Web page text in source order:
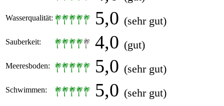
Wasserqualität: 5,0 (sehr gut)
Sauberkeit: 4,0 (gut)
Meeresboden: 5,0 (sehr gut)
Schwimmen: 5,0 (sehr gut)